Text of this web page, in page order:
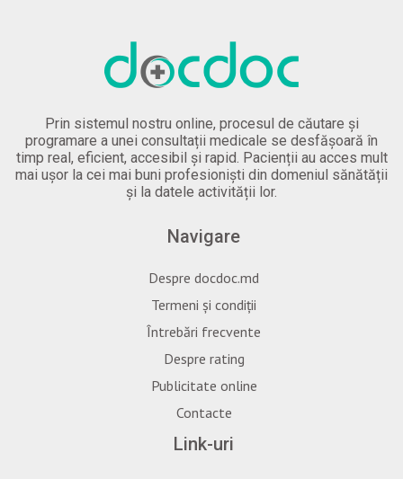
Prin sistemul nostru online, procesul de căutare și
programare a unei consultații medicale se desfășoară în
timp real, eficient, accesibil și rapid. Pacienții au acces mult
mai ușor la cei mai buni profesioniști din domeniul sănătății
și la datele activității lor.
Navigare
Despre docdoc.md
Termeni și condiții
Întrebări frecvente
Despre rating
Publicitate online
Contacte
Link-uri